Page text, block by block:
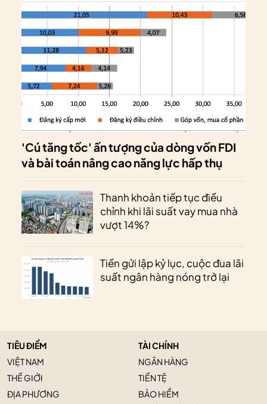
'Cú tăng tốc' ấn tượng của dòng vốn FDI
và bài toán nâng cao năng lực hấp thụ
Thanh khoản tiếp tục điều
chỉnh khi lãi suất vay mua nhà
vượt 14%?
Tiền gửi lập kỷ lục, cuộc đua lãi
suất ngân hàng nóng trở lại
TIÊU ĐIỂM
VIỆT NAM
THẾ GIỚI
ĐỊA PHƯƠNG
TÀI CHÍNH
NGÂN HÀNG
TIỀN TỆ
BẢO HIỂM